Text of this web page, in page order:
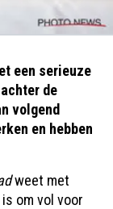
een serieuze
de
volgend
en hebben
weet met
om vol voor